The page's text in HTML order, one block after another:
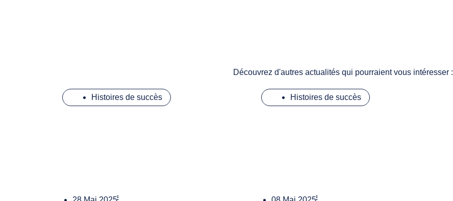
Découvrez d'autres actualités qui pourraient vous intéresser :
Histoires de succès Histoires de succès